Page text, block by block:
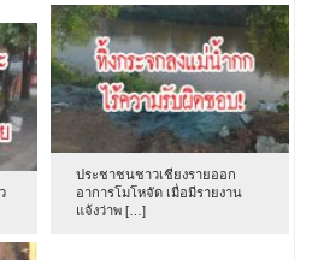
ประชาชนชาวเชียงรายออก
อาการโมโหจัด เมื่อมีรายงาน
แจ้งว่าพ […]